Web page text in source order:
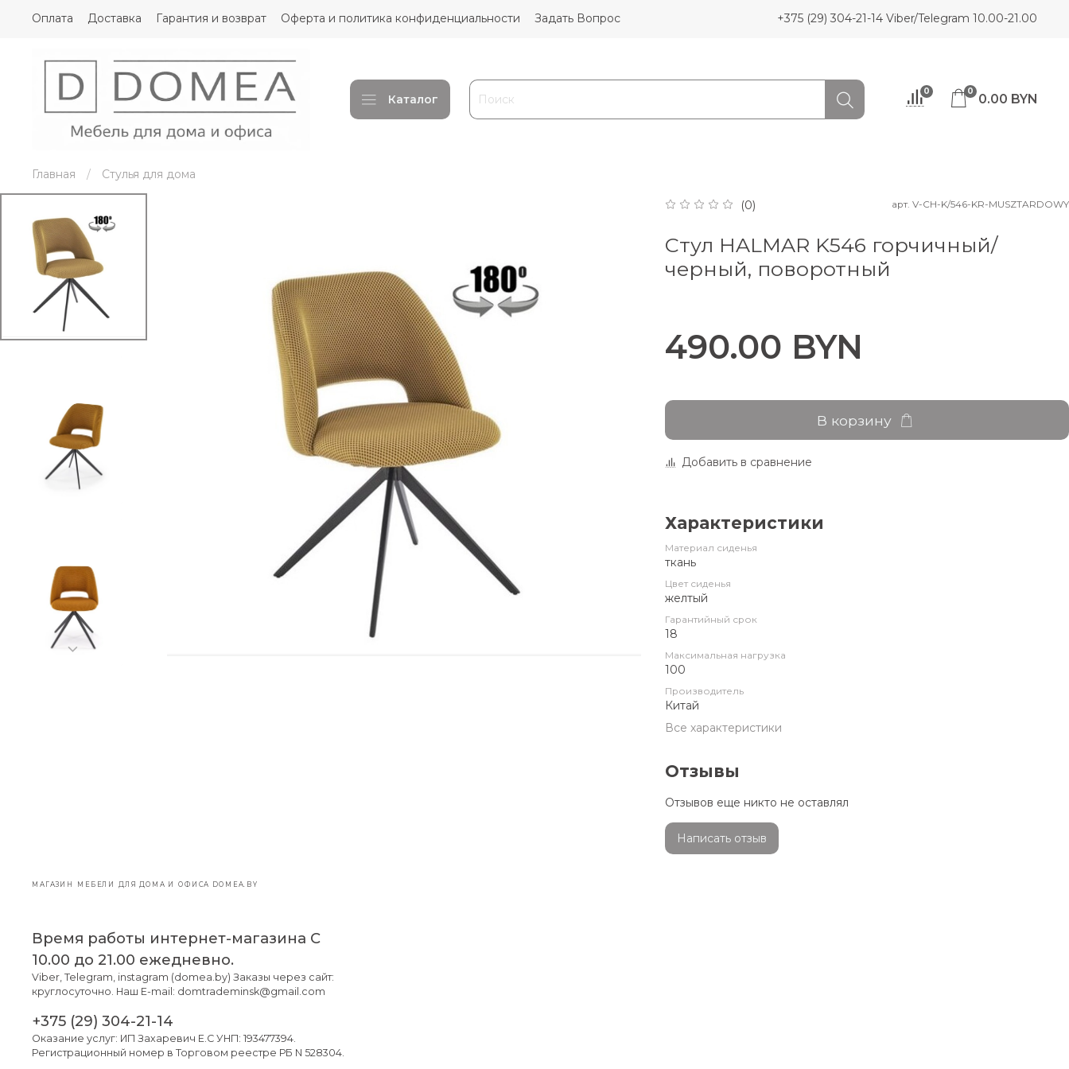
Оплата Доставка Гарантия и возврат Оферта и политика конфиденциальности Задать Вопрос +375 (29) 304-21-14 Viber/Telegram 10.00-21.00
Каталог
0 0 0.00 BYN
Главная Стулья для дома
(0) арт. V-CH-K/546-KR-MUSZTARDOWY
Стул HALMAR K546 горчичный/
черный, поворотный
490.00 BYN
В корзину
Добавить в сравнение
Характеристики
Материал сиденья
ткань
Цвет сиденья
желтый
Гарантийный срок
18
Максимальная нагрузка
100
Производитель
Китай
Все характеристики
Отзывы
Отзывов еще никто не оставлял
Написать отзыв
МАГАЗИН МЕБЕЛИ ДЛЯ ДОМА И ОФИСА DOMEA.BY
Время работы интернет-магазина С
10.00 до 21.00 ежедневно.
Viber, Telegram, instagram (domea.by) Заказы через сайт:
круглосуточно. Наш E-mail: domtrademinsk@gmail.com
+375 (29) 304-21-14
Оказание услуг: ИП Захаревич Е.С УНП: 193477394.
Регистрационный номер в Торговом реестре РБ N 528304.